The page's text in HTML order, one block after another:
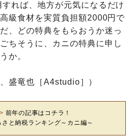
れば、地方が元気になるだけ
級食材を実質負担額2000円で
、どの特典をもらおうか迷っ
ちそうに、カニの特典に申し
か。
盛竜也［A4studio］）
前年の記事はコチラ！
さと納税ランキング～カニ編～